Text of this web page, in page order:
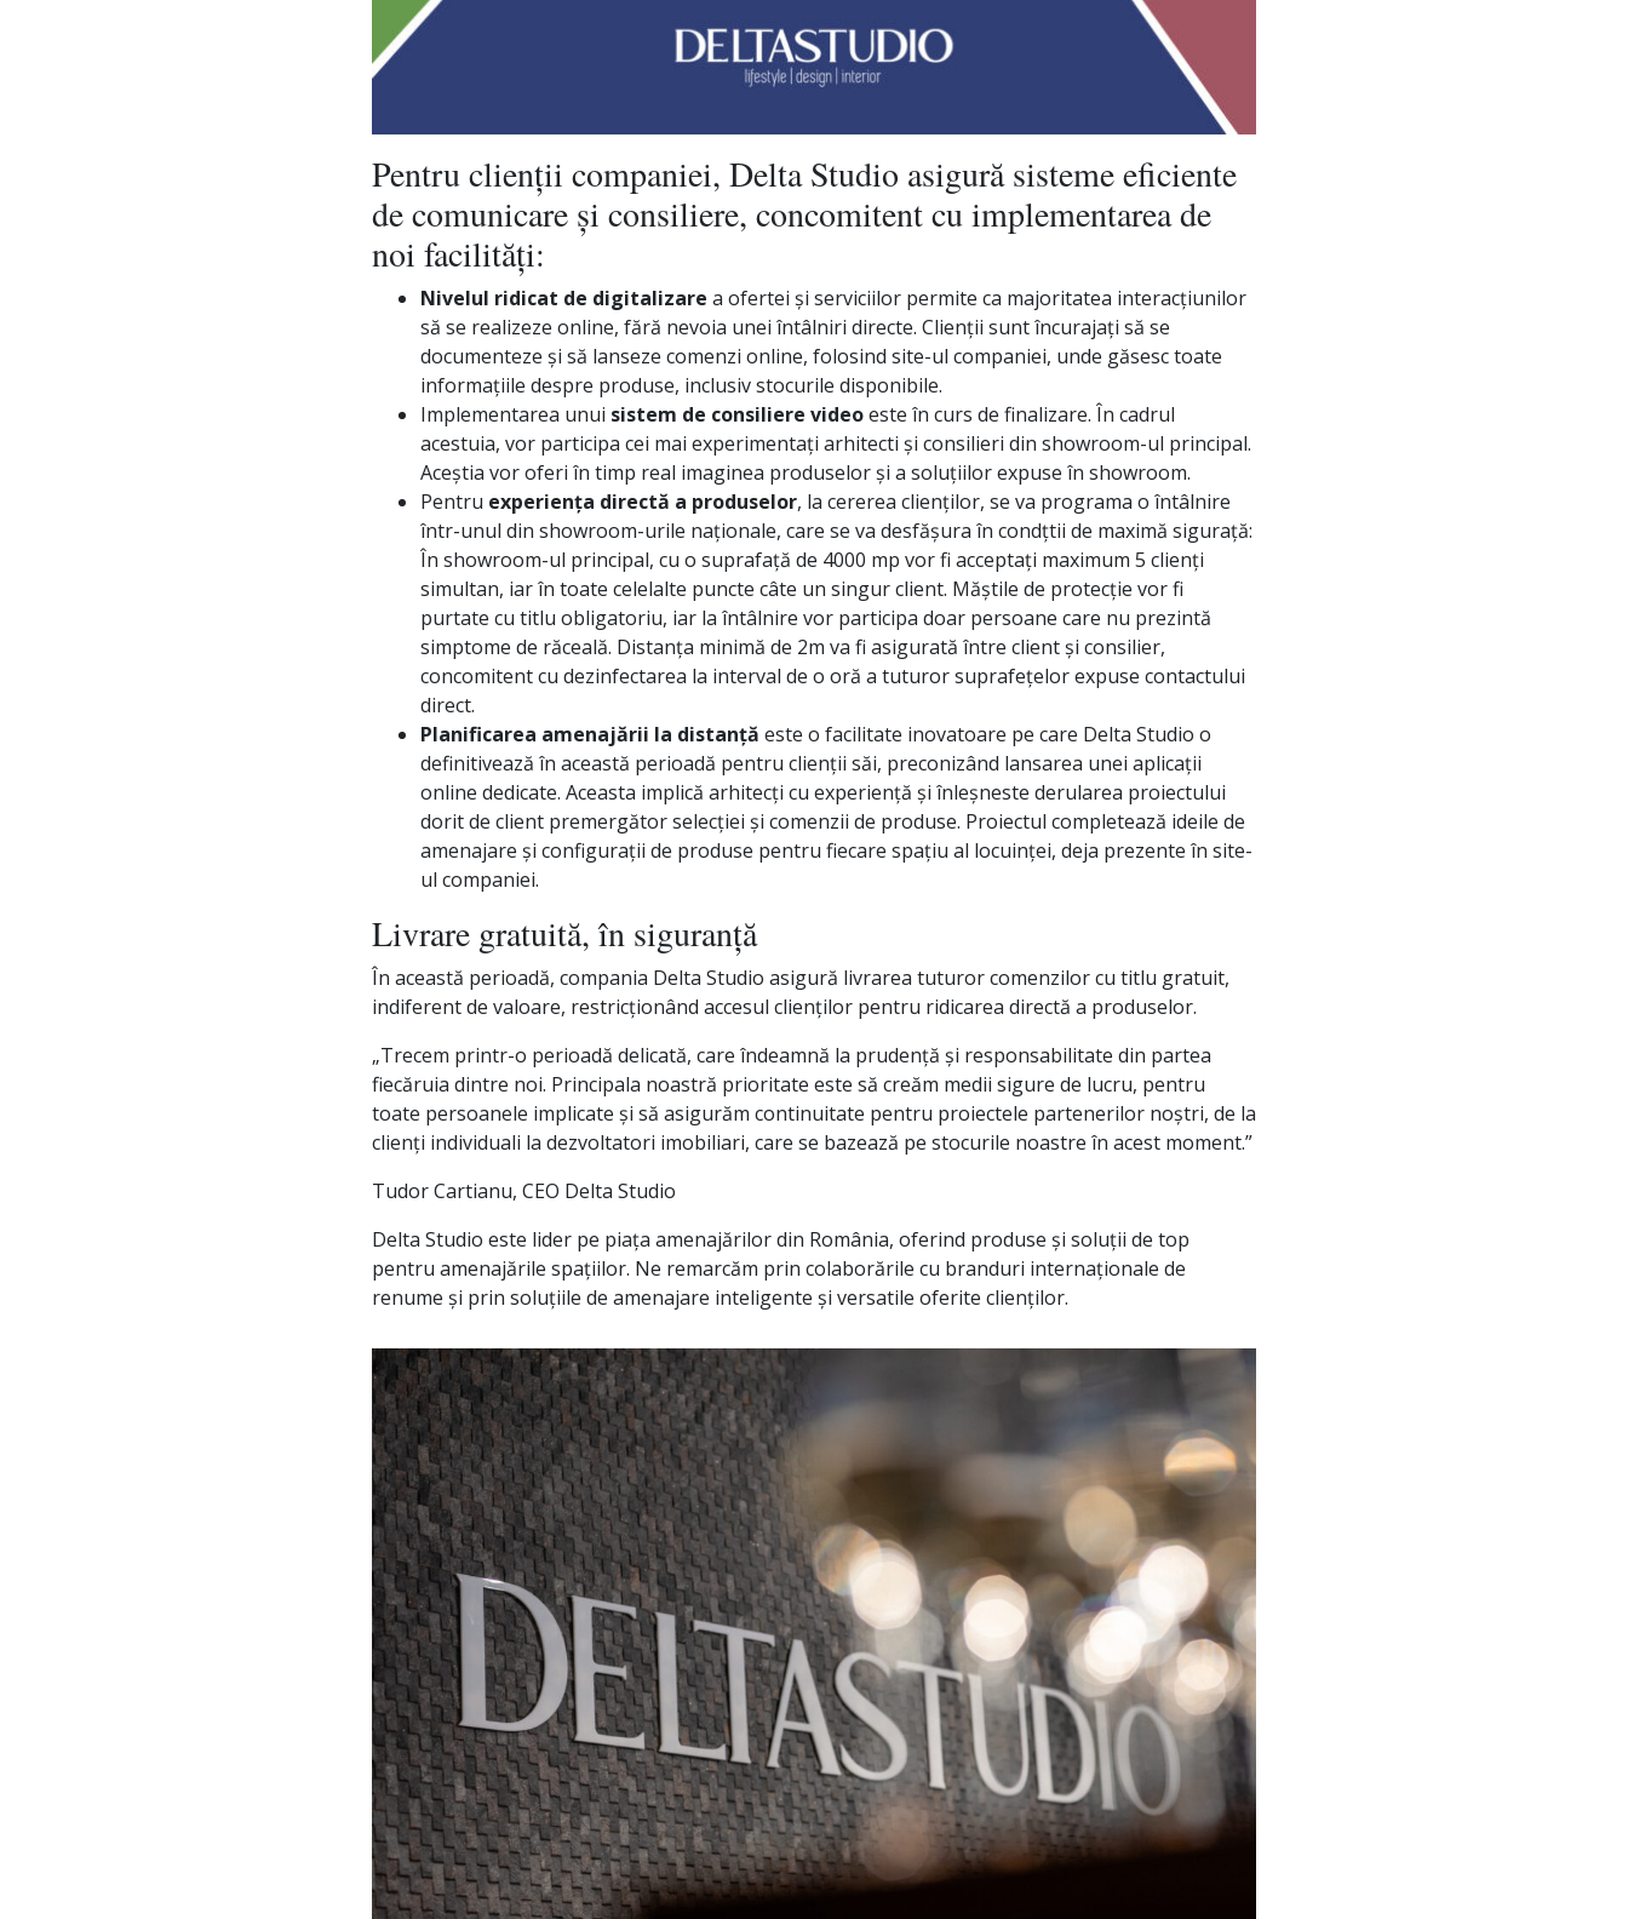
Pentru clienții companiei, Delta Studio asigură sisteme eficiente
de comunicare și consiliere, concomitent cu implementarea de
noi facilități:
Nivelul ridicat de digitalizare a ofertei și serviciilor permite ca majoritatea interacțiunilor
să se realizeze online, fără nevoia unei întâlniri directe. Clienții sunt încurajați să se
documenteze și să lanseze comenzi online, folosind site-ul companiei, unde găsesc toate
informațiile despre produse, inclusiv stocurile disponibile.
Implementarea unui sistem de consiliere videoeste în curs de finalizare. În cadrul
acestuia, vor participa cei mai experimentați arhitecti și consilieri din showroom-ul principal.
Aceștia vor oferi în timp real imaginea produselor și a soluțiilor expuse în showroom.
Pentru experiența directă a produselor, la cererea clienților, se va programa o întâlnire
într-unul din showroom-urile naționale, care se va desfășura în condțtii de maximă sigurață:
În showroom-ul principal, cu o suprafață de 4000 mp vor fi acceptați maximum 5 clienți
simultan, iar în toate celelalte puncte câte un singur client. Măștile de protecție vor fi
purtate cu titlu obligatoriu, iar la întâlnire vor participa doar persoane care nu prezintă
simptome de răceală. Distanța minimă de 2m va fi asigurată între client și consilier,
concomitent cu dezinfectarea la interval de o oră a tuturor suprafețelor expuse contactului
direct.
Planificarea amenajării la distanță este o facilitate inovatoare pe care Delta Studio o
definitivează în această perioadă pentru clienții săi, preconizând lansarea unei aplicații
online dedicate. Aceasta implică arhitecți cu experiență și înleșneste derularea proiectului
dorit de client premergător selecției și comenzii de produse. Proiectul completează ideile de
amenajare și configurații de produse pentru fiecare spațiu al locuinței, deja prezente în site-
ul companiei.
Livrare gratuită, în siguranță
În această perioadă, compania Delta Studio asigură livrarea tuturor comenzilor cu titlu gratuit,
indiferent de valoare, restricționând accesul clienților pentru ridicarea directă a produselor.
„Trecem printr-o perioadă delicată, care îndeamnă la prudență și responsabilitate din partea
fiecăruia dintre noi. Principala noastră prioritate este să creăm medii sigure de lucru, pentru
toate persoanele implicate și să asigurăm continuitate pentru proiectele partenerilor noștri, de la
clienți individuali la dezvoltatori imobiliari, care se bazează pe stocurile noastre în acest moment.”
Tudor Cartianu, CEO Delta Studio
Delta Studio este lider pe piața amenajărilor din România, oferind produse și soluții de top
pentru amenajările spațiilor. Ne remarcăm prin colaborările cu branduri internaționale de
renume și prin soluțiile de amenajare inteligente și versatile oferite clienților.